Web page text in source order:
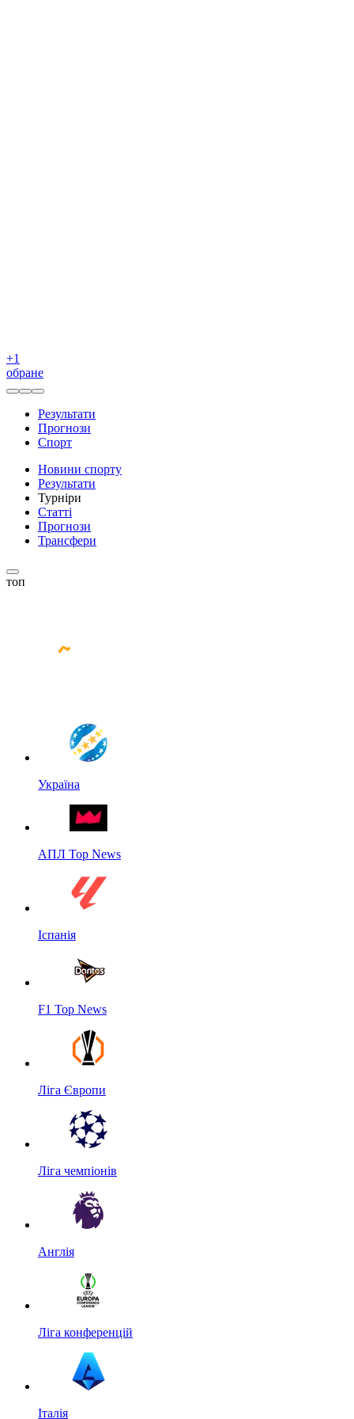
+1
обране
Результати
Прогнози
Спорт
Новини спорту
Результати
Турніри
Статті
Прогнози
Трансфери
топ
Україна
АПЛ Top News
Іспанія
F1 Top News
Ліга Європи
Ліга чемпіонів
Англія
Ліга конференцій
Італія